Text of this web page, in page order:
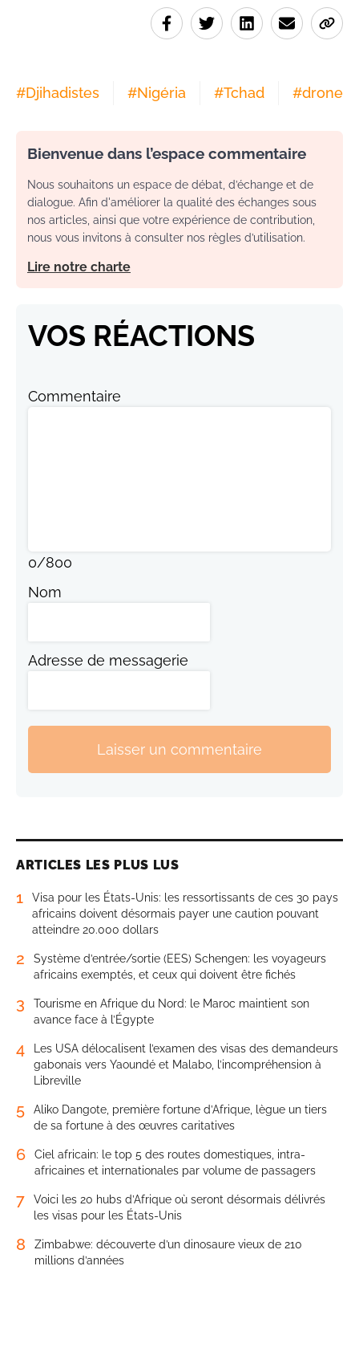
#Djihadistes #Nigéria #Tchad #drone
Bienvenue dans l’espace commentaire
Nous souhaitons un espace de débat, d’échange et de
dialogue. Afin d'améliorer la qualité des échanges sous
nos articles, ainsi que votre expérience de contribution,
nous vous invitons à consulter nos règles d’utilisation.
Lire notre charte
VOS RÉACTIONS
Commentaire
0/800
Nom
Adresse de messagerie
Laisser un commentaire
ARTICLES LES PLUS LUS
1
Visa pour les États-Unis: les ressortissants de ces 30 pays
africains doivent désormais payer une caution pouvant
atteindre 20.000 dollars
2
Système d’entrée/sortie (EES) Schengen: les voyageurs
africains exemptés, et ceux qui doivent être fichés
3
Tourisme en Afrique du Nord: le Maroc maintient son
avance face à l’Égypte
4
Les USA délocalisent l’examen des visas des demandeurs
gabonais vers Yaoundé et Malabo, l’incompréhension à
Libreville
5
Aliko Dangote, première fortune d’Afrique, lègue un tiers
de sa fortune à des œuvres caritatives
6
Ciel africain: le top 5 des routes domestiques, intra-
africaines et internationales par volume de passagers
7
Voici les 20 hubs d’Afrique où seront désormais délivrés
les visas pour les États-Unis
8
Zimbabwe: découverte d’un dinosaure vieux de 210
millions d’années